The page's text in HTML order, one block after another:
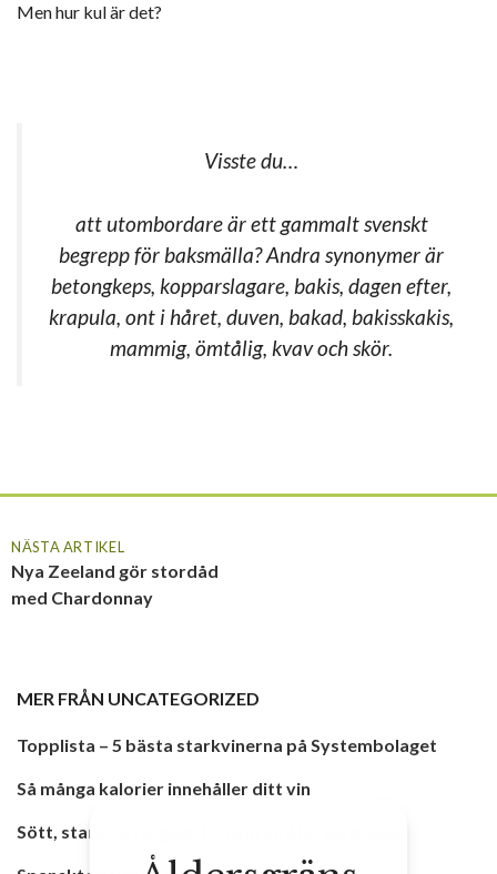
Men hur kul är det?
Visste du…
att utombordare är ett gammalt svenskt
begrepp för baksmälla? Andra synonymer är
betongkeps, kopparslagare, bakis, dagen efter,
krapula, ont i håret, duven, bakad, bakisskakis,
mammig, ömtålig, kvav och skör.
NÄSTA ARTIKEL
Nya Zeeland gör stordåd
med Chardonnay
MER FRÅN UNCATEGORIZED
Topplista – 5 bästa starkvinerna på Systembolaget
Så många kalorier innehåller ditt vin
Sött, starkt & färgglatt – likören åter på modet